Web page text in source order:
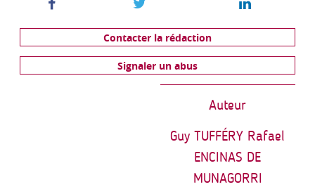
Contacter la rédaction
Signaler un abus
Auteur
Guy TUFFÉRY Rafael
ENCINAS DE
MUNAGORRI